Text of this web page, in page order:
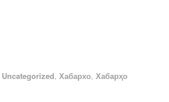
Uncategorized, Хабархо, Хабарҳо